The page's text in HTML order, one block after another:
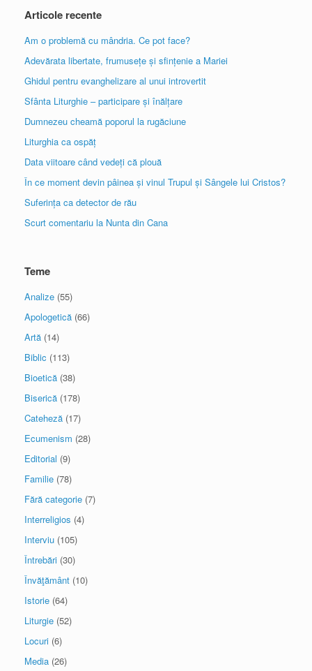
Articole recente
Am o problemă cu mândria. Ce pot face?
Adevărata libertate, frumusețe și sfințenie a Mariei
Ghidul pentru evanghelizare al unui introvertit
Sfânta Liturghie – participare și înălțare
Dumnezeu cheamă poporul la rugăciune
Liturghia ca ospăț
Data viitoare când vedeți că plouă
În ce moment devin pâinea și vinul Trupul și Sângele lui Cristos?
Suferința ca detector de rău
Scurt comentariu la Nunta din Cana
Teme
Analize (55)
Apologetică (66)
Artă (14)
Biblic (113)
Bioetică (38)
Biserică (178)
Cateheză (17)
Ecumenism (28)
Editorial (9)
Familie (78)
Fără categorie (7)
Interreligios (4)
Interviu (105)
Întrebări (30)
Învăţământ (10)
Istorie (64)
Liturgie (52)
Locuri (6)
Media (26)